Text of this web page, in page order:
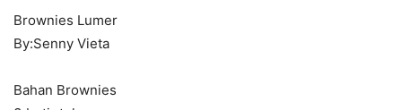
Brownies Lumer
By:Senny Vieta
Bahan Brownies